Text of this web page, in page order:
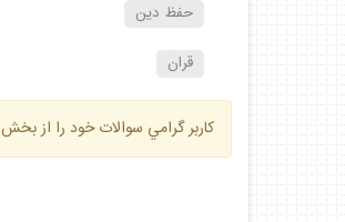
حفظ دين
قران
كاربر گرامي سوالات خود را از بخش